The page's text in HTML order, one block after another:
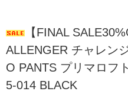
【FINAL
ALLENGER チャレン
O PANTS プリマロフ
5-014 BLACK